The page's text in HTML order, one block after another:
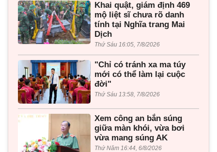
Khai quật, giám định 469
mộ liệt sĩ chưa rõ danh
tính tại Nghĩa trang Mai
Dịch
Thứ Sáu 16:05, 7/8/2026
"Chỉ có tránh xa ma túy
mới có thể làm lại cuộc
đời"
Thứ Sáu 13:58, 7/8/2026
Xem công an bắn súng
giữa màn khói, vừa bơi
vừa mang súng AK
Thứ Năm 16:44, 6/8/2026